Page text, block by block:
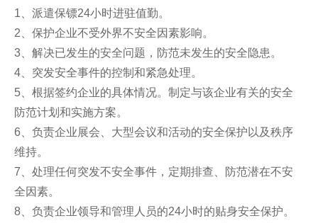
1、派遣保镖24小时进驻值勤。
2、保护企业不受外界不安全因素影响。
3、解决已发生的安全问题，防范未发生的安全隐患。
4、突发安全事件的控制和紧急处理。
5、根据签约企业的具体情况。制定与该企业有关的安全
防范计划和实施方案。
6、负责企业展会、大型会议和活动的安全保护以及秩序
维持。
7、处理任何突发不安全事件，定期排查、防范潜在不安
全因素。
8、负责企业领导和管理人员的24小时的贴身安全保护。